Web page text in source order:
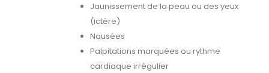
Jaunissement de la peau ou des yeux
(ictère)
Nausées
Palpitations marquées ou rythme
cardiaque irrégulier